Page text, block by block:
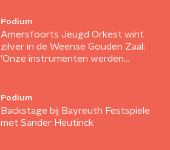
Podium
Amersfoorts Jeugd Orkest wint
zilver in de Weense Gouden Zaal:
'Onze instrumenten werden
Podium
Backstage bij Bayreuth Festspiele
met Sander Heutinck